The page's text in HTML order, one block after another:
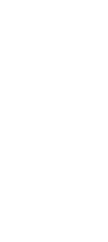
除API Key。